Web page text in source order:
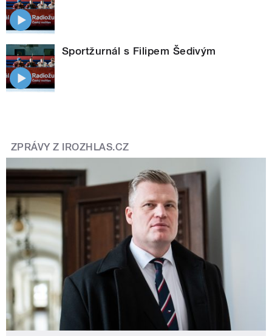
Sportžurnál s Filipem Šedivým
ZPRÁVY Z IROZHLAS.CZ